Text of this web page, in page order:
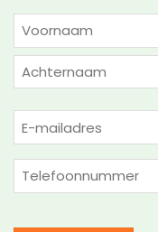
NAAM
(VEREIST)
Voornaam
E-
mailadres
(Vereist)
Telefoon
(Vereist)